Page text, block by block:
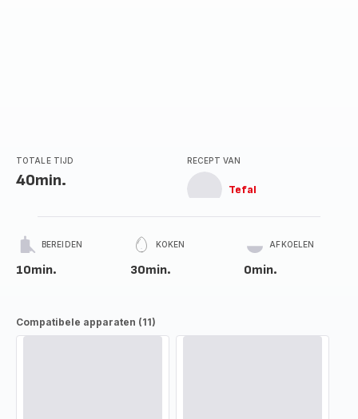
TOTALE TIJD
40min.
RECEPT VAN
Tefal
BEREIDEN
10min.
KOKEN
30min.
AFKOELEN
0min.
Compatibele apparaten (11)